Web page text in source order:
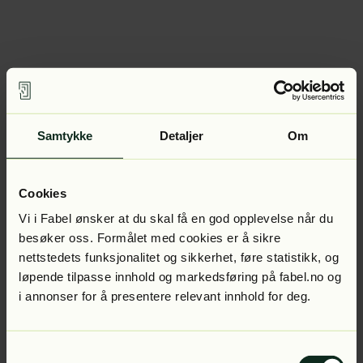
Samtykke Detaljer Om
Cookies
Vi i Fabel ønsker at du skal få en god opplevelse når du
besøker oss. Formålet med cookies er å sikre
nettstedets funksjonalitet og sikkerhet, føre statistikk, og
løpende tilpasse innhold og markedsføring på fabel.no og
i annonser for å presentere relevant innhold for deg.